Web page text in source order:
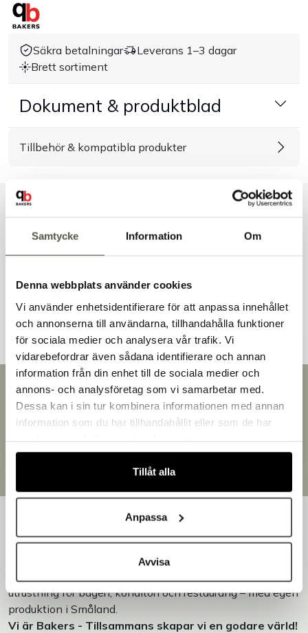
Samtycke Information Om
Denna webbplats använder cookies
Vi använder enhetsidentifierare för att anpassa innehållet
och annonserna till användarna, tillhandahålla funktioner
för sociala medier och analysera vår trafik. Vi
vidarebefordrar även sådana identifierare och annan
information från din enhet till de sociala medier och
annons- och analysföretag som vi samarbetar med.
Dessa kan i sin tur kombinera informationen med annan
information som du har tillhandahållit eller som de har
Tillåt alla
Anpassa
Avvisa
Kontakt
Säkra betalningar
Leverans 1–3 dagar
Brett sortiment
Dokument & produktblad
Tillbehör & kompatibla produkter
Liknande produkter
Snabb leverans
Leverans inom 3-5 arbetsdagar.
Brett sortiment
Över 30 000 produkter
Egen produktion
Designat och tillverkat i Småland
Bakers är en helhetsleverantör av professionell
utrustning för bageri, konditori och restaurang – med egen
produktion i Småland.
Vi är Bakers - Tillsammans skapar vi en godare värld!
Välkommen till Bakers!
Handlar du som företag eller privatperson?
Fortsätt som privatperson